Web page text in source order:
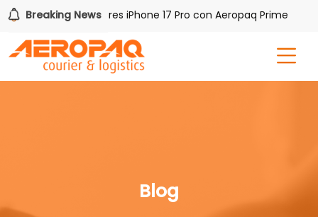
Breaking News
Gana uno de tres iPhone 17 Pro con Aeropaq Prime
Blog